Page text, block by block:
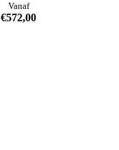
Vanaf
€572,00